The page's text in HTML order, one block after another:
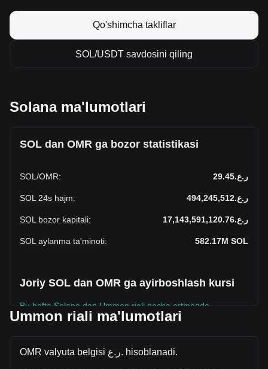
Qo'shimcha takliflar
SOL/USDT savdosini qiling
Solana ma'lumotlari
SOL dan OMR ga bozor statistikasi
SOL /OMR: ر.ع.29.45
SOL 24s hajm: ر.ع.494,245,512
SOL bozor kapitali: ر.ع.17,143,591,120.76
SOL aylanma ta'minoti: 582.17M SOL
Joriy SOL dan OMR ga ayirboshlash kursi
Bu hafta Solana dan Ummon riali gacha ortmoqda.
kapitali ر.ع.17,143,591,120.76 OMR ekanligini bildiradi.
Ummon riali ma'lumotlari
OMR valyuta belgisi ر.ع. hisoblanadi.